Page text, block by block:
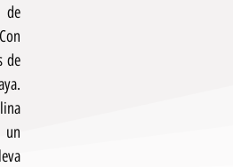
de
de
un